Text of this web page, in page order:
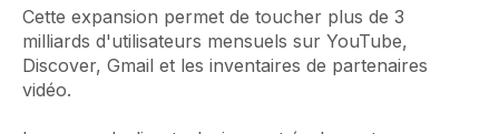
Cette expansion permet de toucher plus de 3
milliards d'utilisateurs mensuels sur YouTube,
Discover, Gmail et les inventaires de partenaires
vidéo.